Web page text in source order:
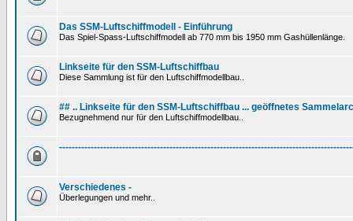
Das SSM-Luftschiffmodell - Einführung
Das Spiel-Spass-Luftschiffmodell ab 770 mm bis 1950 mm Gashüllenlänge.
Linkseite für den SSM-Luftschiffbau
Diese Sammlung ist für den Luftschiffmodellbau..
## .. Linkseite für den SSM-Luftschiffbau ... geöffnetes
Bezugnehmend nur für den Luftschiffmodellbau..
Verschiedenes -
Überlegungen und mehr..